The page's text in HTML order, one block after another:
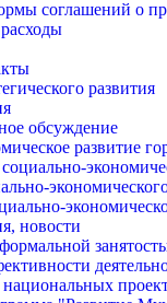
соглашений о
развития
обсуждение
развитие
новости
национальных